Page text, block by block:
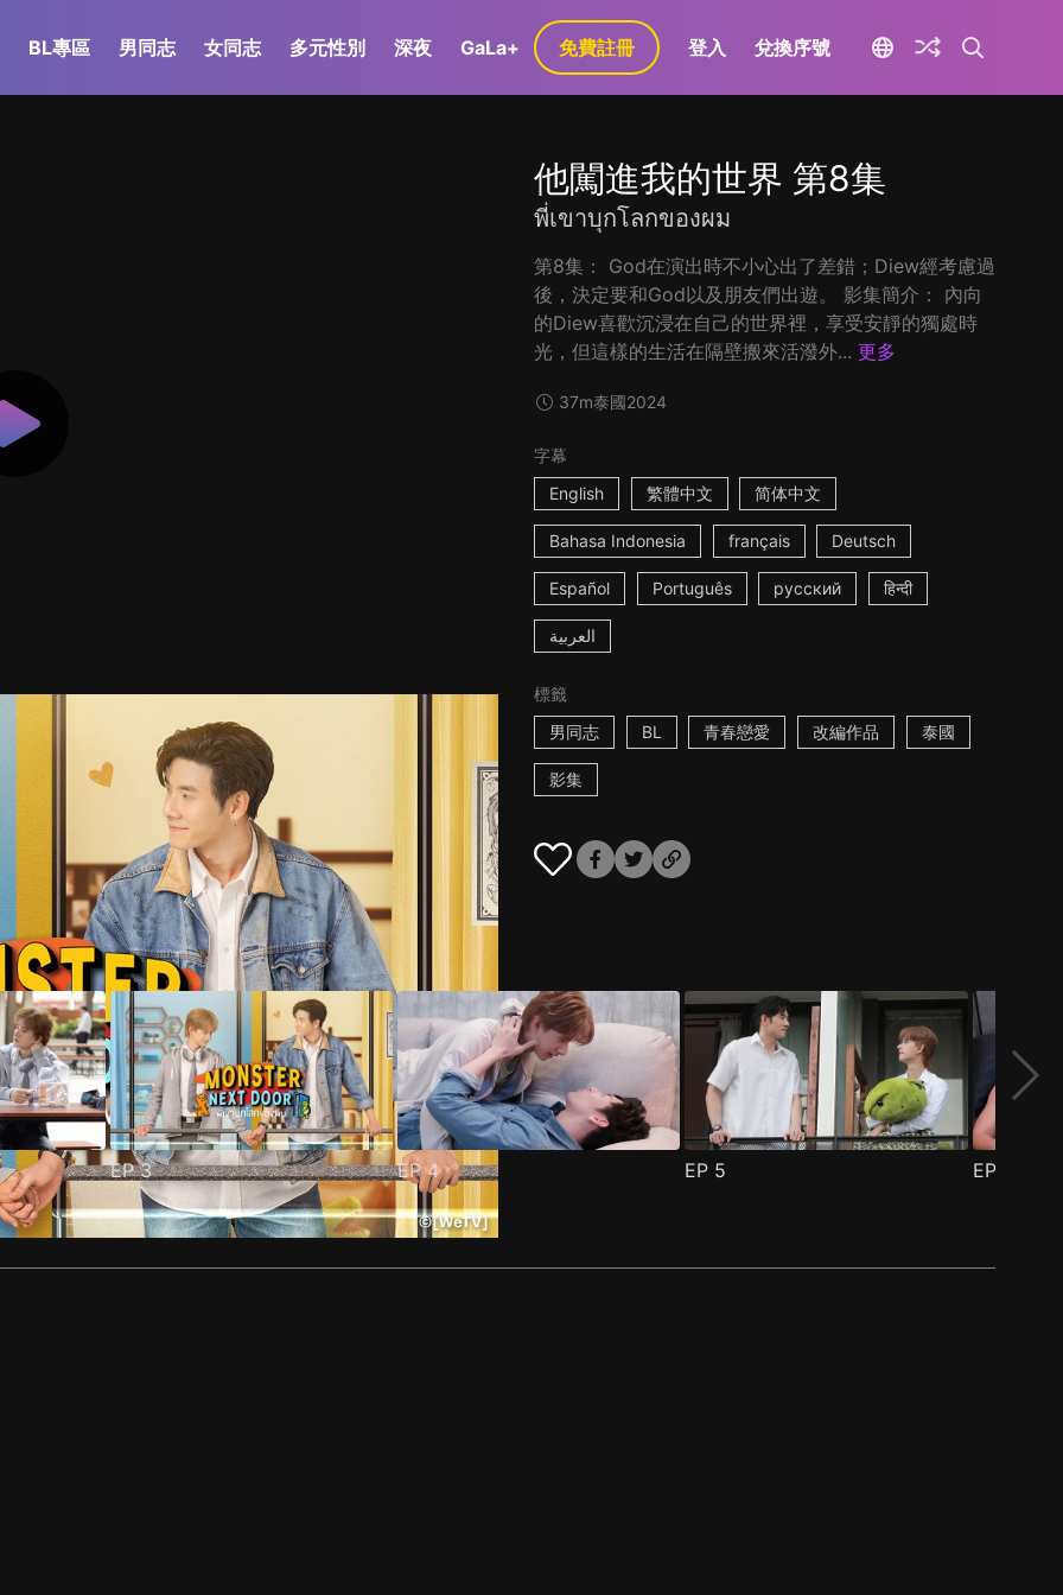
BL專區 男同志 女同志 多元性別 深夜 GaLa+ 免費註冊 登入 兌換序號
他闖進我的世界 第8集
พี่เขาบุกโลกของผม
第8集： God在演出時不小心出了差錯；Diew經考慮過
後，決定要和God以及朋友們出遊。 影集簡介： 內向
的Diew喜歡沉浸在自己的世界裡，享受安靜的獨處時
光，但這樣的生活在隔壁搬來活潑外... 更多
37m泰國2024
字幕
English
繁體中文 简体中文
Bahasa Indonesia français Deutsch
Español Português русский हिन्दी
العربية
標籤
男同志
BL 青春戀愛 改編作品 泰國
影集
EP3 EP4 EP 5 EP